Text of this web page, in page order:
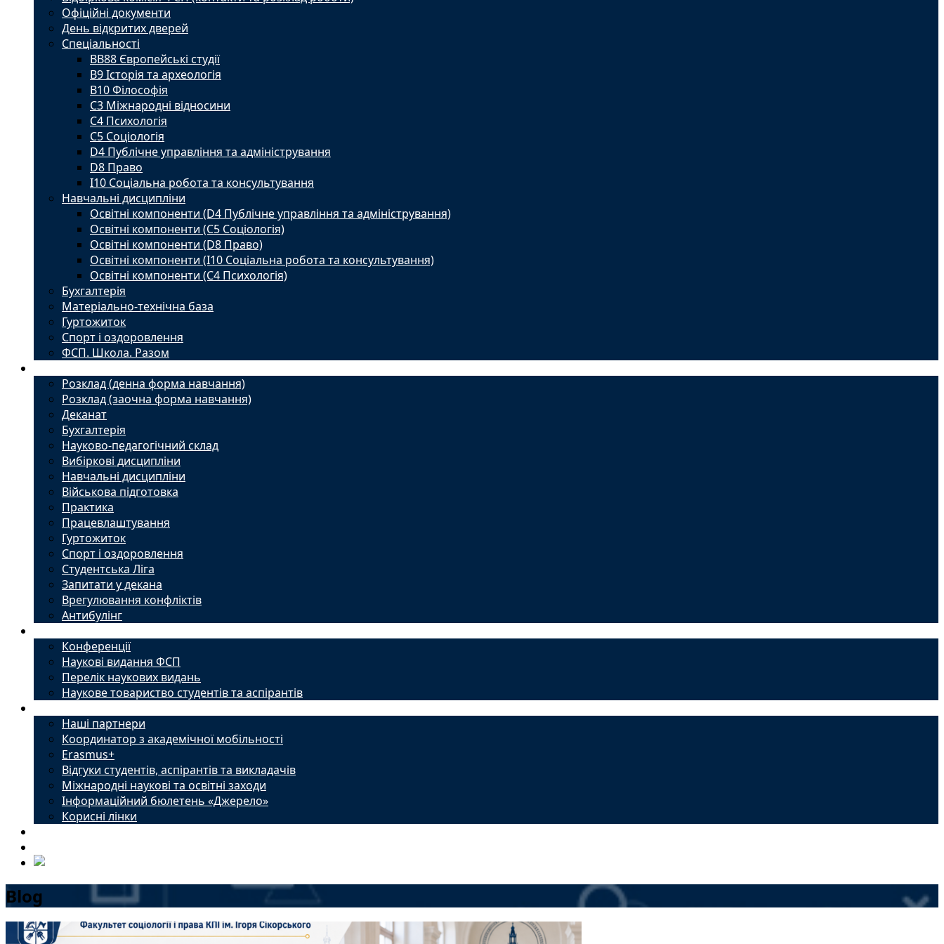
Офіційні документи
День відкритих дверей
Спеціальності
BВ88 Європейські студії
B9 Історія та археологія
B10 Філософія
C3 Міжнародні відносини
C4 Психологія
С5 Соціологія
D4 Публічне управління та адміністрування
D8 Право
I10 Соціальна робота та консультування
Навчальні дисципліни
Освітні компоненти (D4 Публічне управління та адміністрування)
Освітні компоненти (С5 Соціологія)
Освітні компоненти (D8 Право)
Освітні компоненти (I10 Соціальна робота та консультування)
Освітні компоненти (С4 Психологія)
Бухгалтерія
Матеріально-технічна база
Гуртожиток
Спорт і оздоровлення
ФСП. Школа. Разом
Розклад (денна форма навчання)
Розклад (заочна форма навчання)
Деканат
Бухгалтерія
Науково-педагогічний склад
Вибіркові дисципліни
Навчальні дисципліни
Військова підготовка
Практика
Працевлаштування
Гуртожиток
Спорт і оздоровлення
Студентська Ліга
Запитати у декана
Врегулювання конфліктів
Антибулінг
Конференції
Наукові видання ФСП
Перелік наукових видань
Наукове товариство студентів та аспірантів
Наші партнери
Координатор з академічної мобільності
Erasmus+
Відгуки студентів, аспірантів та викладачів
Міжнародні наукові та освітні заходи
Інформаційний бюлетень «Джерело»
Корисні лінки
Blog